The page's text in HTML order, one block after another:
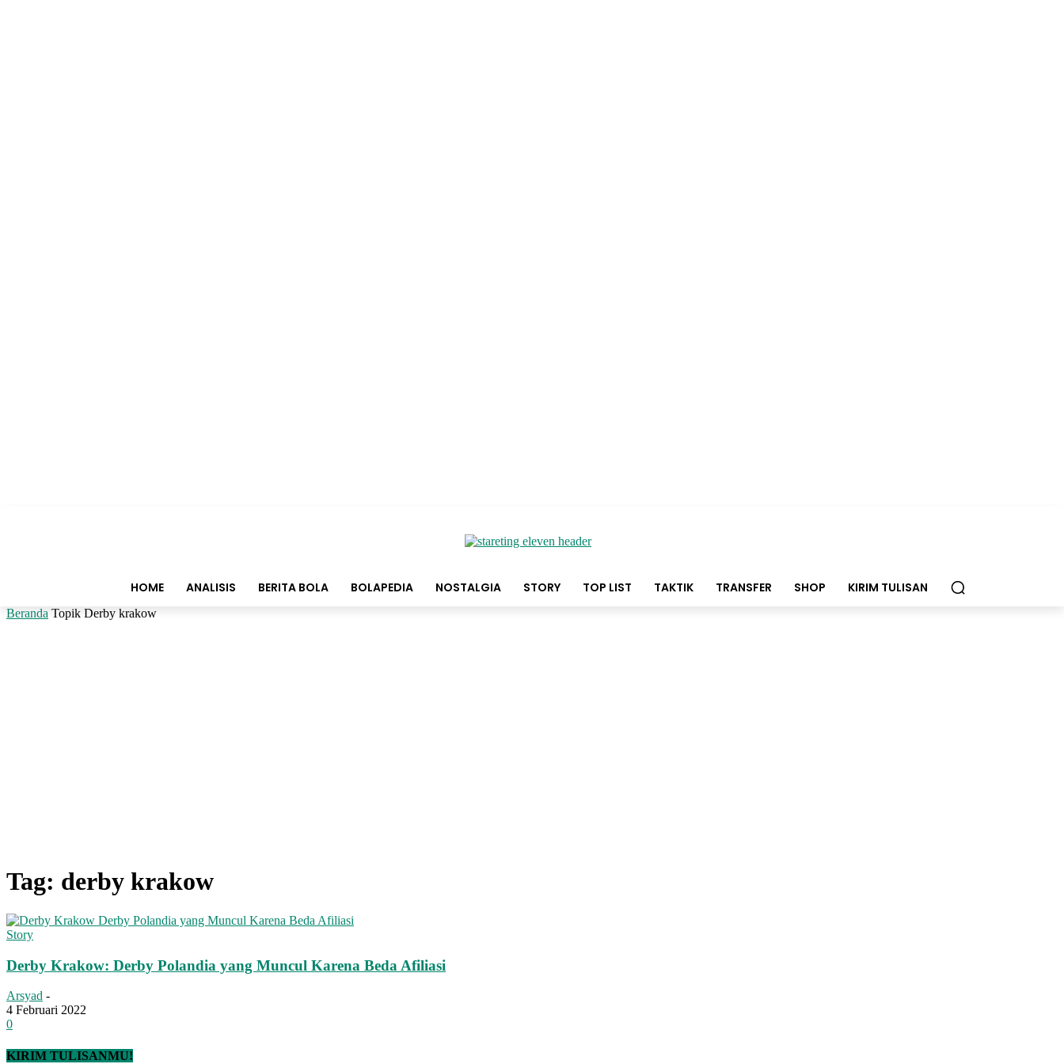
HOME ANALISIS BERITA BOLA BOLAPEDIA NOSTALGIA STORY TOP LIST TAKTIK TRANSFER SHOP KIRIM TULISAN
Beranda Topik Derby krakow
Tag: derby krakow
Story
Derby Krakow: Derby Polandia yang Muncul Karena Beda Afiliasi
Arsyad -
4 Februari 2022
0
KIRIM TULISANMU!